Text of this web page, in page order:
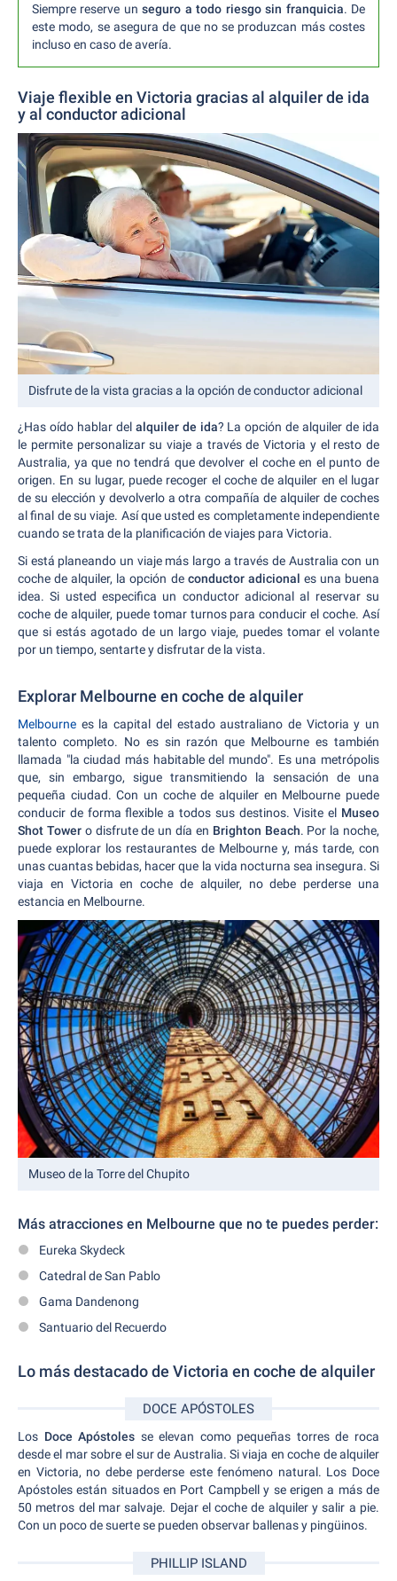
Siempre reserve unseguro a todo riesgo sin franquicia. De
este modo, se asegura de que no se produzcan más costes
incluso en caso de avería.
Viaje flexible en Victoria gracias al alquiler de ida
y al conductor adicional
Disfrute de la vista gracias a la opción de conductor adicional
¿Has oído hablar del alquiler de ida? La opción de alquiler de ida
le permite personalizar su viaje a través de Victoria y el resto de
Australia, ya que no tendrá que devolver el coche en el punto de
origen. En su lugar, puede recoger el coche de alquiler en el lugar
de su elección y devolverlo a otra compañía de alquiler de coches
al final de su viaje. Así que usted es completamente independiente
cuando se trata de la planificación de viajes para Victoria.
Si está planeando un viaje más largo a través de Australia con un
coche de alquiler, la opción de conductor adicional es una buena
idea. Si usted especifica un conductor adicional al reservar su
coche de alquiler, puede tomar turnos para conducir el coche. Así
que si estás agotado de un largo viaje, puedes tomar el volante
por un tiempo, sentarte y disfrutar de la vista.
Explorar Melbourne en coche de alquiler
Melbourne es la capital del estado australiano de Victoria y un
talento completo. No es sin razón que Melbourne es también
llamada "la ciudad más habitable del mundo". Es una metrópolis
que, sin embargo, sigue transmitiendo la sensación de una
pequeña ciudad. Con un coche de alquiler en Melbourne puede
conducir de forma flexible a todos sus destinos. Visite el Museo
Shot Towero disfrute de un día en Brighton Beach. Por la noche,
puede explorar los restaurantes de Melbourne y, más tarde, con
unas cuantas bebidas, hacer que la vida nocturna sea insegura. Si
viaja en Victoria en coche de alquiler, no debe perderse una
estancia en Melbourne.
Museo de la Torre del Chupito
Más atracciones en Melbourne que no te puedes perder:
Eureka Skydeck
Catedral de San Pablo
Gama Dandenong
Santuario del Recuerdo
Lo más destacado de Victoria en coche de alquiler
DOCE APÓSTOLES
Los Doce Apóstoles se elevan como pequeñas torres de roca
desde el mar sobre el sur de Australia. Si viaja en coche de alquiler
en Victoria, no debe perderse este fenómeno natural. Los Doce
Apóstoles están situados en Port Campbell y se erigen a más de
50 metros del mar salvaje. Dejar el coche de alquiler y salir a pie.
Con un poco de suerte se pueden observar ballenas y pingüinos.
PHILLIP ISLAND